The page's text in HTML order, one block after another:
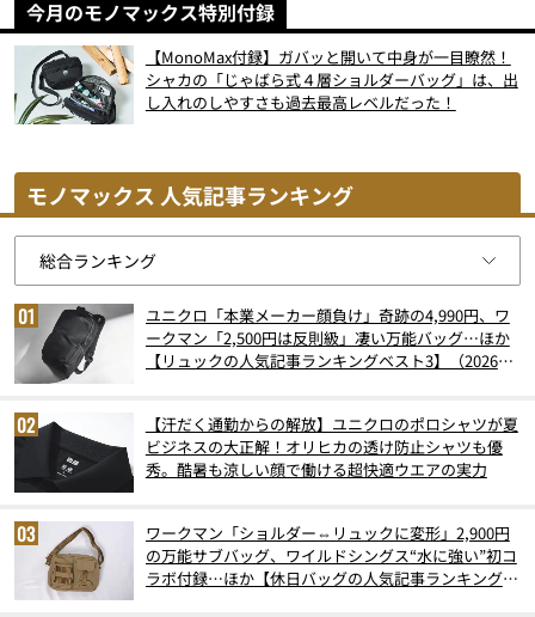
今月のモノマックス特別付録
【MonoMax付録】ガバッと開いて中身が一目瞭然！
シャカの「じゃばら式４層ショルダーバッグ」は、出
し入れのしやすさも過去最高レベルだった！
モノマックス 人気記事ランキング
ユニクロ「本業メーカー顔負け」奇跡の4,990円、ワ
ークマン「2,500円は反則級」凄い万能バッグ…ほか
【リュックの人気記事ランキングベスト3】（2026年
【汗だく通勤からの解放】ユニクロのポロシャツが夏
ビジネスの大正解！オリヒカの透け防止シャツも優
秀。酷暑も涼しい顔で働ける超快適ウエアの実力
ワークマン「ショルダー⇔リュックに変形」2,900円
の万能サブバッグ、ワイルドシングス“水に強い”初コ
ラボ付録…ほか【休日バッグの人気記事ランキングベ